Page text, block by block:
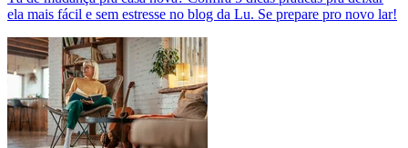
ela mais fácil e sem estresse no blog da Lu. Se prepare pro novo lar!